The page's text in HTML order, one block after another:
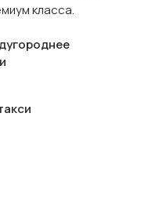
класса.